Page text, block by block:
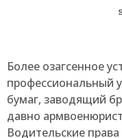
Более озагсенное
профессиональный
бумаг, заводящий
давно
Водительские